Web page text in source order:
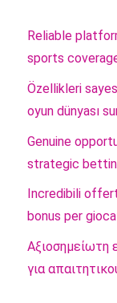
Reliable
sports
Özellikleri
oyun dünyası
Genuine
strategic
Incredibili
bonus per
Αξιοσημείωτη
για